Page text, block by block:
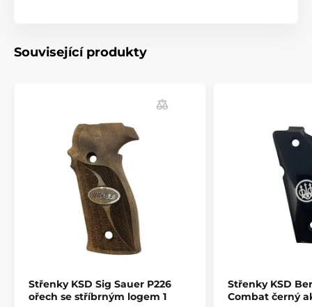
Produkt je zařazen v kategoriích
Příslušenství
Střenky pro revolvery
Související produkty
Střenky KSD Sig Sauer P226
ořech se stříbrným logem 1
Střenky KSD
Combat černý